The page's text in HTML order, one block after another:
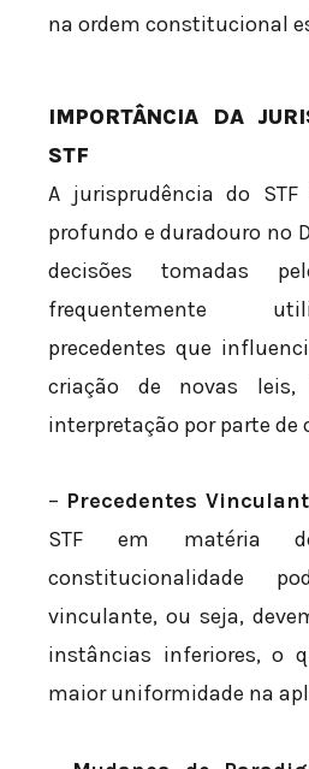
na ordem constitucional
IMPORTÂNCIA DA
STF
A jurisprudência do
profundo e duradouro no
decisões tomadas
frequentemente
precedentes que
criação de novas
interpretação por parte
– Precedentes
STF em matéria
constitucionalidade
vinculante, ou seja,
instâncias inferiores, o
maior uniformidade na